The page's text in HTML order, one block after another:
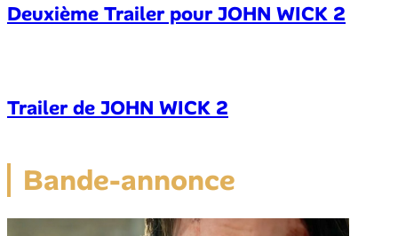
Deuxième Trailer pour JOHN WICK 2
Trailer de JOHN WICK 2
Bande-annonce